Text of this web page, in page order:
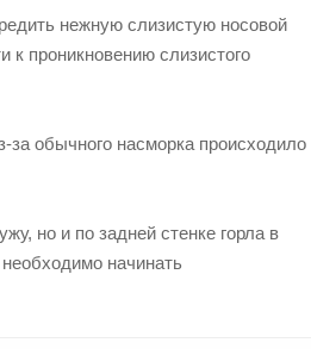
нежную слизистую носовой
к проникновению слизистого
обычного насморка происходило
но и по задней стенке горла в
начинать